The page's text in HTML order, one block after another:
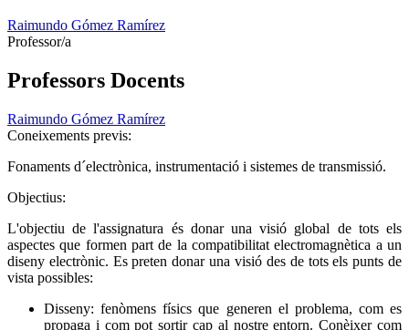
Raimundo Gómez Ramírez
Professor/a
Professors Docents
Raimundo Gómez Ramírez
Coneixements previs:
Fonaments d´electrònica, instrumentació i sistemes de transmissió.
Objectius:
L'objectiu de l'assignatura és donar una visió global de tots els
aspectes que formen part de la compatibilitat electromagnètica a un
diseny electrònic. Es preten donar una visió des de tots els punts de
vista possibles:
Disseny: fenòmens físics que generen el problema, com es
propaga i com pot sortir cap al nostre entorn. Conèixer com